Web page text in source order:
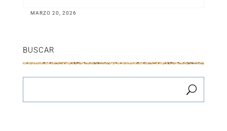
MARZO 20, 2026
BUSCAR